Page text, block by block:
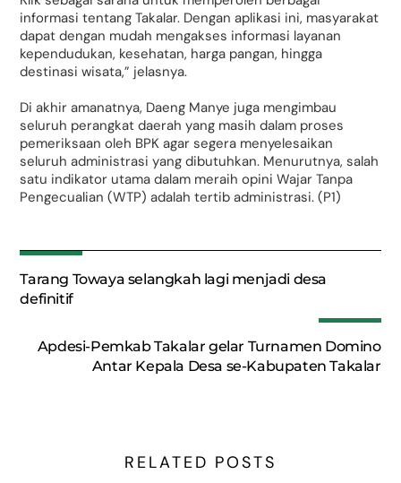
informasi tentang Takalar. Dengan aplikasi ini, masyarakat
dapat dengan mudah mengakses informasi layanan
kependudukan, kesehatan, harga pangan, hingga
destinasi wisata,” jelasnya.
Di akhir amanatnya, Daeng Manye juga mengimbau
seluruh perangkat daerah yang masih dalam proses
pemeriksaan oleh BPK agar segera menyelesaikan
seluruh administrasi yang dibutuhkan. Menurutnya, salah
satu indikator utama dalam meraih opini Wajar Tanpa
Pengecualian (WTP) adalah tertib administrasi. (P1)
Tarang Towaya selangkah lagi menjadi desa
definitif
Apdesi-Pemkab Takalar gelar Turnamen Domino
Antar Kepala Desa se-Kabupaten Takalar
RELATED POSTS